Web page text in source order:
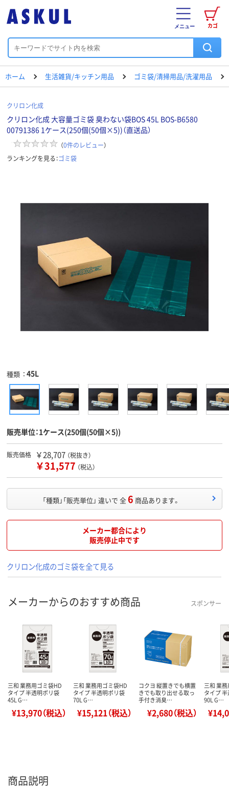
カゴ
メニュー
ホーム 生活雑貨/キッチン用品 ゴミ袋/清掃用品/洗濯用品
クリロン化成
クリロン化成 大容量ゴミ袋 臭わない袋BOS 45L BOS-B6580
00791386 1ケース(250個(50個×5))（直送品）
（0件のレビュー）
ランキングを見る：ゴミ袋
種類 45L
販売単位：1ケース(250個(50個×5))
販売価格 ￥28,707 （税抜き）
￥31,577 （税込）
「種類」「販売単位」 違いで 全6 商品あります。
メーカー都合により
販売停止中です
クリロン化成のゴミ袋を全て見る
メーカーからのおすすめ商品 スポンサー
三和 業務用ゴミ袋HD
タイプ 半透明ポリ袋
45L G…
¥13,970（税込）
三和 業務用ゴミ袋HD
タイプ 半透明ポリ袋
70L G…
¥15,121（税込）
コクヨ 縦置きでも横置
きでも取り出せる取っ
手付き消臭…
¥2,680（税込）
三和 業
タイプ
90L G…
商品説明